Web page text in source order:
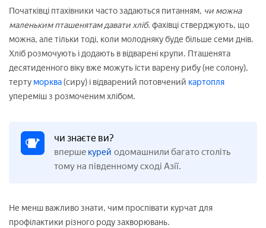
Початківці птахівники часто задаються питанням, чи можна
маленьким пташенятам давати хліб. фахівці стверджують, що
можна, але тільки тоді, коли молодняку буде більше семи днів.
Хліб розмочують і додають в відварені крупи. Пташенята
десятиденного віку вже можуть їсти варену рибу (не солону),
терту морква(сиру) і відварений потовчений картопля
упереміш з розмоченим хлібом.
чи знаєте ви?
вперше курей одомашнили багато століть
тому на південному сході Азії.
Не менш важливо знати, чим проспівати курчат для
профілактики різного роду захворювань.